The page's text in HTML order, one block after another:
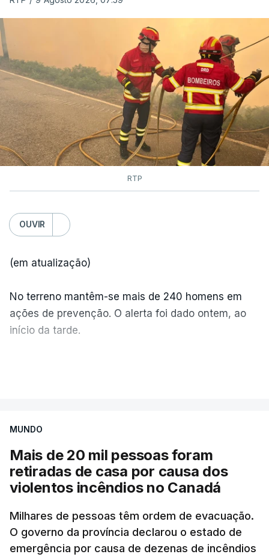
RTP
OUVIR
(em atualização)
No terreno mantêm-se mais de 240 homens em
ações de prevenção. O alerta foi dado ontem, ao
início da tarde.
MUNDO
Mais de 20 mil pessoas foram
retiradas de casa por causa dos
violentos incêndios no Canadá
Milhares de pessoas têm ordem de evacuação.
O governo da província declarou o estado de
emergência por causa de dezenas de incêndios